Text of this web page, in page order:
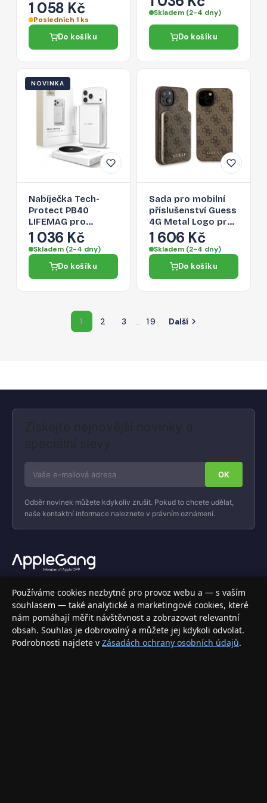
výkonem 20W a
Lightning kabelem,
bílá
1 058 Kč
Posledních 1 ks
Do košíku
powerbanka -
Skladem (2-4 dny)
Do košíku
NOVINKA
Nabíječka Tech-
Protect PB40
LIFEMAG pro
bezdrátové nabíjení
- bílá/stříbrná
1 036 Kč
Skladem (2-4 dny)
Do košíku
Sada pro mobilní
příslušenství Guess
4G Metal Logo pro
iPhone 15 - hnědá
1 606 Kč
Skladem (2-4 dny)
Do košíku
1 2 3 … 19 Další 
Získejte nejnovější novinky a
speciální slevy
Odběr novinek můžete kdykoliv zrušit. Pokud to chcete udělat,
naše kontaktní informace naleznete v právním oznámení.
Váš specializovaný obchod s Apple produkty, příslušenstvím a
elektronikou. Nakupujte bezpečně a s jistotou.
INFORMACE
Doprava a doručení
Používáme cookies nezbytné pro provoz webu a — s vaším
souhlasem — také analytické a marketingové cookies, které
nám pomáhají měřit návštěvnost a zobrazovat relevantní
obsah. Souhlas je dobrovolný a můžete jej kdykoli odvolat.
Podrobnosti najdete v Zásadách ochrany osobních údajů.